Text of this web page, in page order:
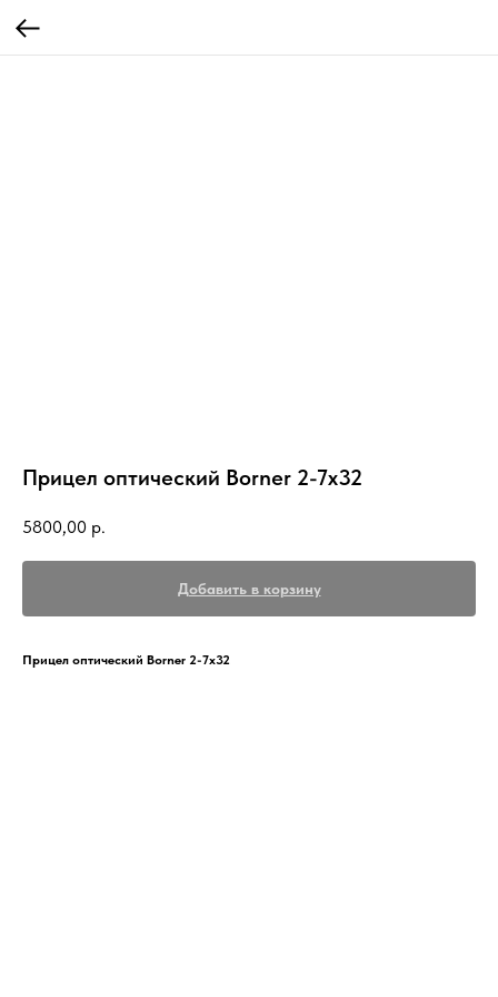
Прицел оптический Borner 2-7х32
5800,00 р.
Добавить в корзину
Прицел оптический Borner 2-7х32